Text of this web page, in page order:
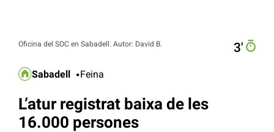
Oficina del SOC en Sabadell. Autor: David B. 3′
Sabadell Feina
L’atur registrat baixa de les
16.000 persones